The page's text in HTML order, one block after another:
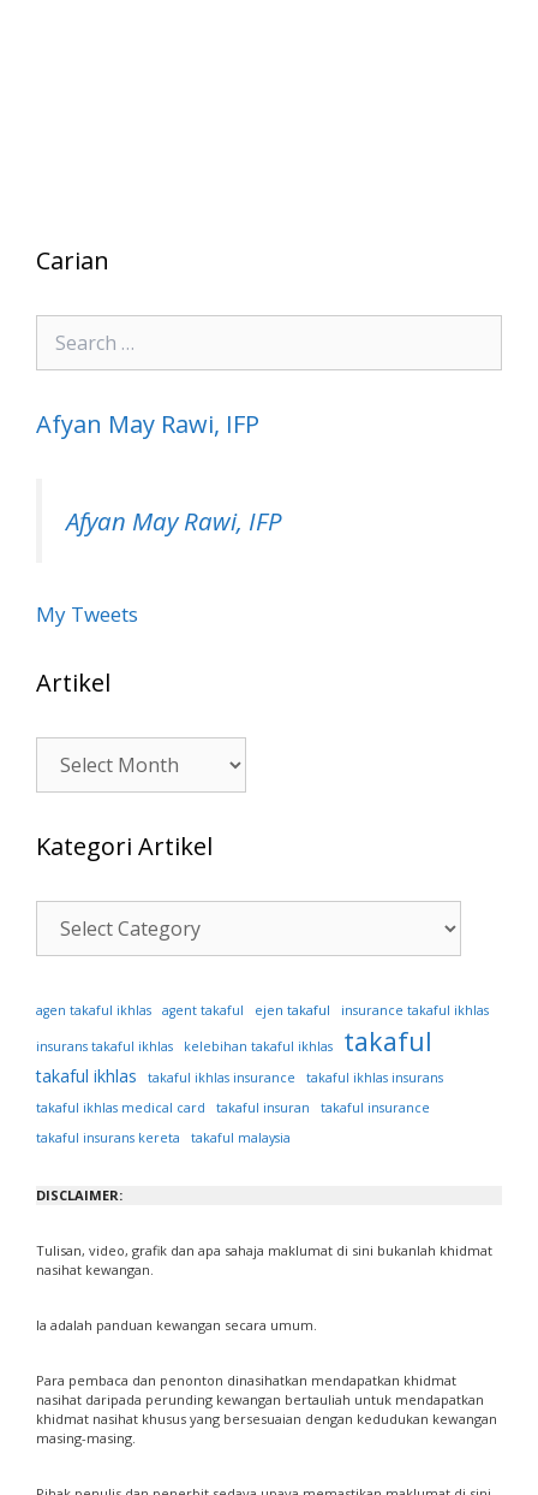
Carian
Search
for:
Afyan May Rawi, IFP
Afyan May Rawi, IFP
My Tweets
Artikel
Artikel
Kategori Artikel
Kategori
Artikel
agen takaful ikhlas agent takaful ejen takaful insurance takaful ikhlas
insurans takaful ikhlas kelebihan takaful ikhlas takaful
takaful ikhlas takaful ikhlas insurance
takaful ikhlas insurans
takaful ikhlas medical card
takaful insuran
takaful insurance
takaful insurans kereta
takaful malaysia
DISCLAIMER:
Tulisan, video, grafik dan apa sahaja maklumat di sini bukanlah khidmat
nasihat kewangan.
Ia adalah panduan kewangan secara umum.
Para pembaca dan penonton dinasihatkan mendapatkan khidmat
nasihat daripada perunding kewangan bertauliah untuk mendapatkan
khidmat nasihat khusus yang bersesuaian dengan kedudukan kewangan
masing-masing.